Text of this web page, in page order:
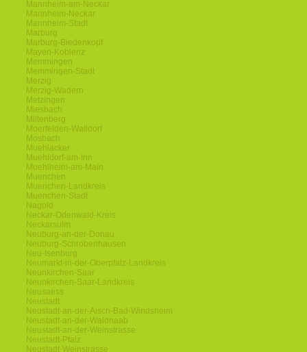
Mannheim-am-Neckar
Mannheim-Neckar
Mannheim-Stadt
Marburg
Marburg-Biedenkopf
Mayen-Koblenz
Memmingen
Memmingen-Stadt
Merzig
Merzig-Wadern
Metzingen
Miesbach
Miltenberg
Moerfelden-Walldorf
Mosbach
Muehlacker
Muehldorf-am-Inn
Muehlheim-am-Main
Muenchen
Muenchen-Landkreis
Muenchen-Stadt
Nagold
Neckar-Odenwald-Kreis
Neckarsulm
Neuburg-an-der-Donau
Neuburg-Schrobenhausen
Neu-Isenburg
Neumarkt-in-der-Oberpfalz-Landkreis
Neunkirchen-Saar
Neunkirchen-Saar-Landkreis
Neusaess
Neustadt
Neustadt-an-der-Aisch-Bad-Windsheim
Neustadt-an-der-Waldnaab
Neustadt-an-der-Weinstrasse
Neustadt-Pfalz
Neustadt-Weinstrasse